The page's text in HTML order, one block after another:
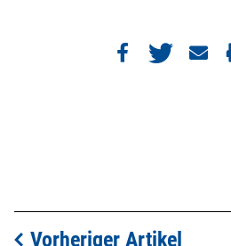
Vorheriger Artikel